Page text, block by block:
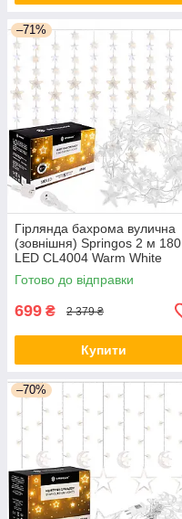
–71%
Гірлянда бахрома вулична
(зовнішня) Springos 2 м 180
LED CL4004 Warm White
orig439
Готово до відправки
699 ₴ 2 379 ₴
Купити
–70%